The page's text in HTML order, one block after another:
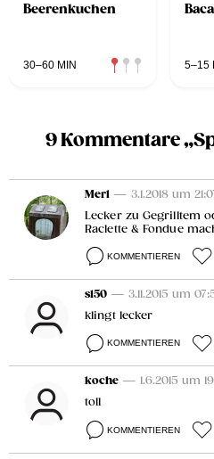
Beerenkuchen
30–60 MIN 5–15
9 Kommentare
Merl — 3.1.2018 um
Lecker zu Gegrilltem
Raclette & Fondue
KOMMENTIEREN
s150 — 3.11.2015 um
klingt lecker
KOMMENTIEREN
koche — 1.6.2015 um
toll
KOMMENTIEREN